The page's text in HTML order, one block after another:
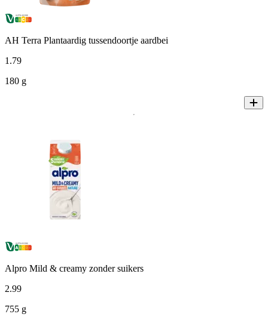
AH Terra Plantaardig tussendoortje aardbei
1 .79
180 g
Alpro Mild & creamy zonder suikers
2.99
755 g